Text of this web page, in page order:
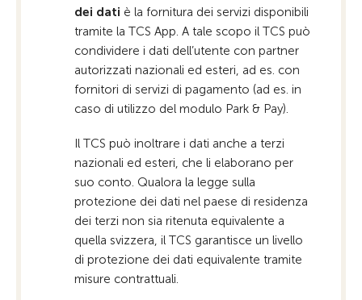
dei dati è la fornitura dei servizi disponibili
tramite la TCS App. A tale scopo il TCS può
condividere i dati dell’utente con partner
autorizzati nazionali ed esteri, ad es. con
fornitori di servizi di pagamento (ad es. in
caso di utilizzo del modulo Park & Pay).
Il TCS può inoltrare i dati anche a terzi
nazionali ed esteri, che li elaborano per
suo conto. Qualora la legge sulla
protezione dei dati nel paese di residenza
dei terzi non sia ritenuta equivalente a
quella svizzera, il TCS garantisce un livello
di protezione dei dati equivalente tramite
misure contrattuali.